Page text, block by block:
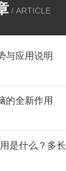
/ ARTICLE
与应用说明
的全新作用